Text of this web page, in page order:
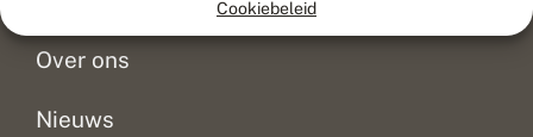
Cookiebeleid
Over ons
Nieuws